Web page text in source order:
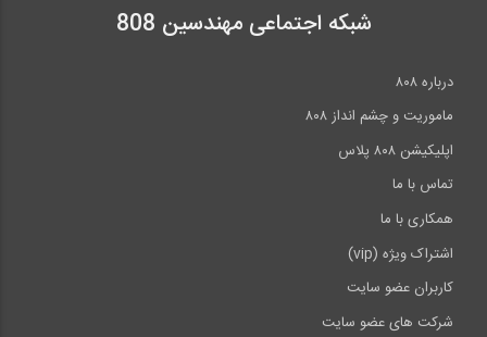
شبکه اجتماعی مهندسین 808
درباره ۸۰۸
ماموریت و چشم انداز ۸۰۸
اپلیکیشن ۸۰۸ پلاس
تماس با ما
همکاری با ما
اشتراک ویژه (vip)
کاربران عضو سایت
شرکت های عضو سایت